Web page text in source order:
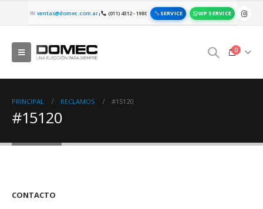
ventas@domec.com.ar| (011) 4312 - 1980 SERVICE WP SERVICE
0
PRINCIPAL RECLAMOS #15120
#15120
CONTACTO